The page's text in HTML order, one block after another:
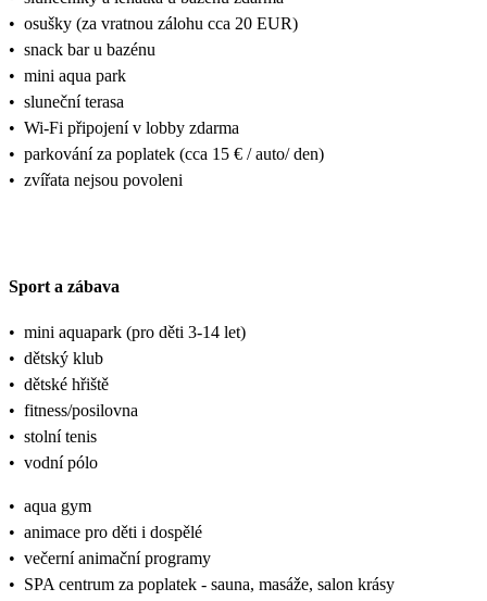
• osušky (za vratnou zálohu cca 20 EUR)
• snack bar u bazénu
• mini aqua park
• sluneční terasa
• Wi-Fi připojení v lobby zdarma
• parkování za poplatek (cca 15 € / auto/ den)
• zvířata nejsou povoleni
Sport a zábava
• mini aquapark (pro děti 3-14 let)
• dětský klub
• dětské hřiště
• fitness/posilovna
• stolní tenis
• vodní pólo
• aqua gym
• animace pro děti i dospělé
• večerní animační programy
• SPA centrum za poplatek - sauna, masáže, salon krásy